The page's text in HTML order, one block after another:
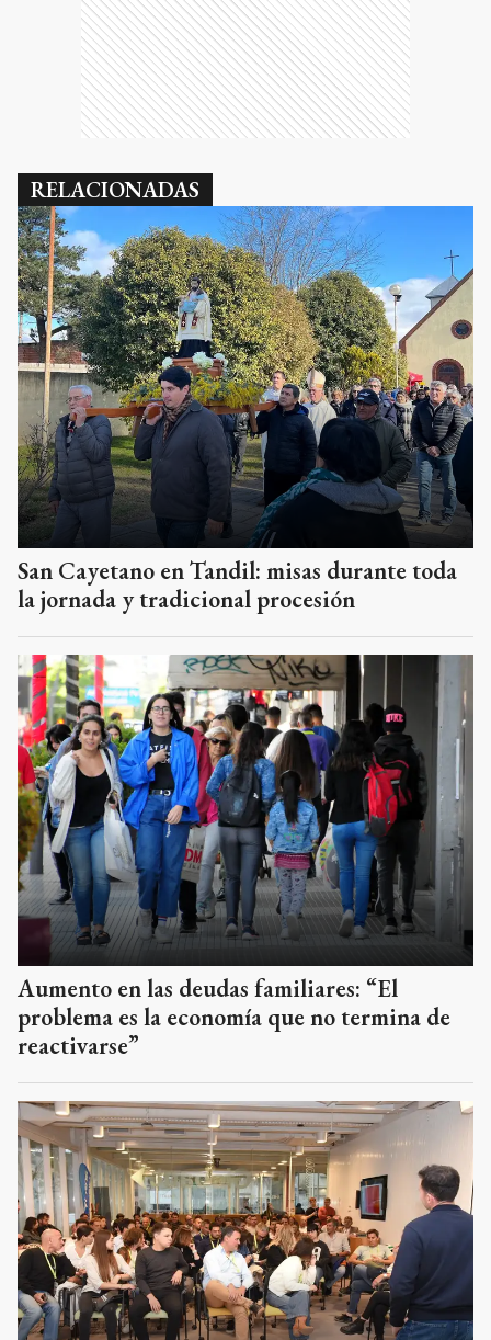
RELACIONADAS
San Cayetano en Tandil: misas durante toda
la jornada y tradicional procesión
Aumento en las deudas familiares: “El
problema es la economía que no termina de
reactivarse”